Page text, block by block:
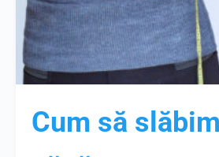
Cum să slăbim